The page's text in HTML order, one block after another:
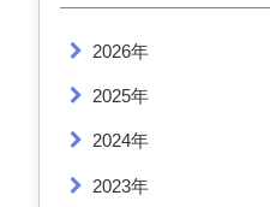
2026年
2025年
2024年
2023年